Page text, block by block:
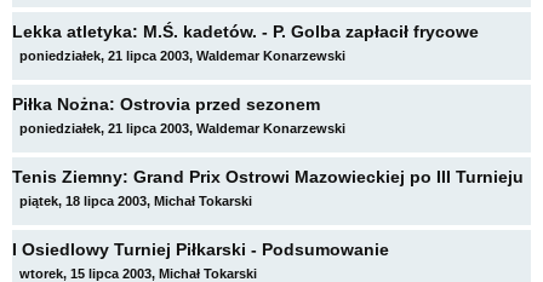
Lekka atletyka: M.Ś. kadetów. - P. Golba zapłacił frycowe
poniedziałek, 21 lipca 2003, Waldemar Konarzewski
Piłka Nożna: Ostrovia przed sezonem
poniedziałek, 21 lipca 2003, Waldemar Konarzewski
Tenis Ziemny: Grand Prix Ostrowi Mazowieckiej po III Turnieju
piątek, 18 lipca 2003, Michał Tokarski
I Osiedlowy Turniej Piłkarski - Podsumowanie
wtorek, 15 lipca 2003, Michał Tokarski